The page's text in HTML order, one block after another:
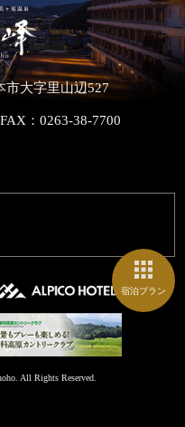
宿泊プラン
大字里山辺527
：0263-38-7700
All Rights Reserved.